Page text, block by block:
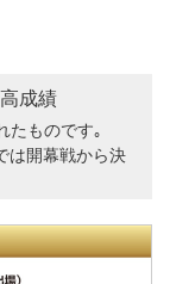
成績
たものです｡
は開幕戦から決